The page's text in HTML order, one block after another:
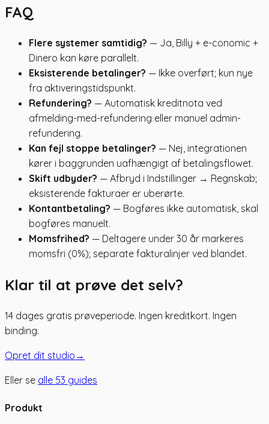
FAQ
Flere systemer samtidig? — Ja, Billy + e-conomic +
Dinero kan køre parallelt.
Eksisterende betalinger? — Ikke overført; kun nye
fra aktiveringstidspunkt.
Refundering? — Automatisk kreditnota ved
afmelding-med-refundering eller manuel admin-
refundering.
Kan fejl stoppe betalinger? — Nej, integrationen
kører i baggrunden uafhængigt af betalingsflowet.
Skift udbyder? — Afbryd i Indstillinger → Regnskab;
eksisterende fakturaer er uberørte.
Kontantbetaling? — Bogføres ikke automatisk, skal
bogføres manuelt.
Momsfrihed? — Deltagere under 30 år markeres
momsfri (0%); separate fakturalinjer ved blandet.
Klar til at prøve det selv?
14 dages gratis prøveperiode. Ingen kreditkort. Ingen
binding.
Opret dit studio →
Eller se alle 53 guides
Produkt